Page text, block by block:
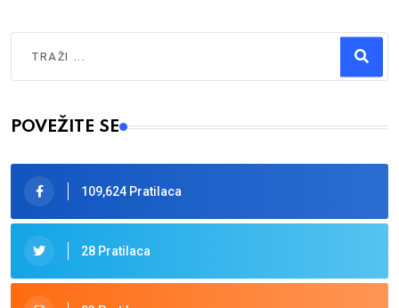
Type 2 or more characters for results.
POVEŽITE SE
109,624 Pratilaca
28 Pratilaca